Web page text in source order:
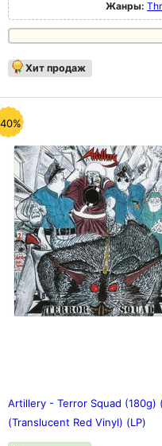
Жанры:
Хит продаж
Artillery - Terror Squad (180g)
(Translucent Red Vinyl) (LP)